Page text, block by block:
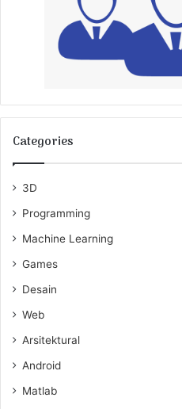
Categories
3D
Programming
Machine Learning
Games
Desain
Web
Arsitektural
Android
Matlab